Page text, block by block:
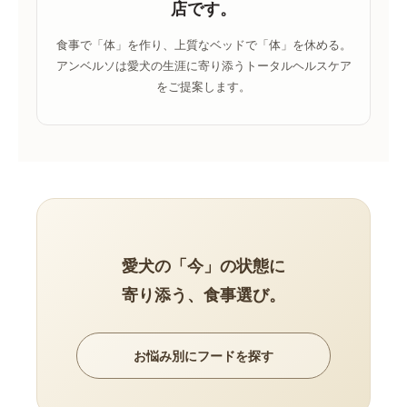
店です。
食事で「体」を作り、上質なベッドで「体」を休める。
アンベルソは愛犬の生涯に寄り添うトータルヘルスケア
をご提案します。
愛犬の「今」の状態に
寄り添う、食事選び。
お悩み別にフードを探す